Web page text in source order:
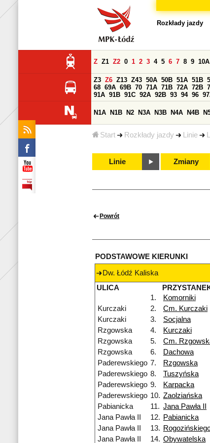
Start Rozkłady jazdy Linie
Rozkłady jazdy
Z Z1 Z2 0 1 2 3 4 5 6 7 8 9 10A
Z3 Z6 Z13 Z43 50A 50B 51A 51B
68 69A 69B 70 71A 71B 72A 72B
91A 91B 91C 92A 92B 93 94 96
N1A N1B N2 N3A N3B N4A N4B
Linie Zmiany
Powrót
PODSTAWOWE KIERUNKI
Dw. Łódź Kaliska
ULICA
1.
Komorniki
Kurczaki
2.
Cm. Kurczaki
Kurczaki
3. Socjalna
Rzgowska
4. Kurczaki
Rzgowska
5. Cm.
Rzgowska
6. Dachowa
Paderewskiego 7. Rzgowska
Paderewskiego 8. Tuszyńska
Paderewskiego 9. Karpacka
Paderewskiego 10. Zaolziańska
Pabianicka
11. Jana Pawła II
Jana Pawła II
12. Pabianicka
Jana Pawła II
13.
Jana Pawła II
14. Obywatelska